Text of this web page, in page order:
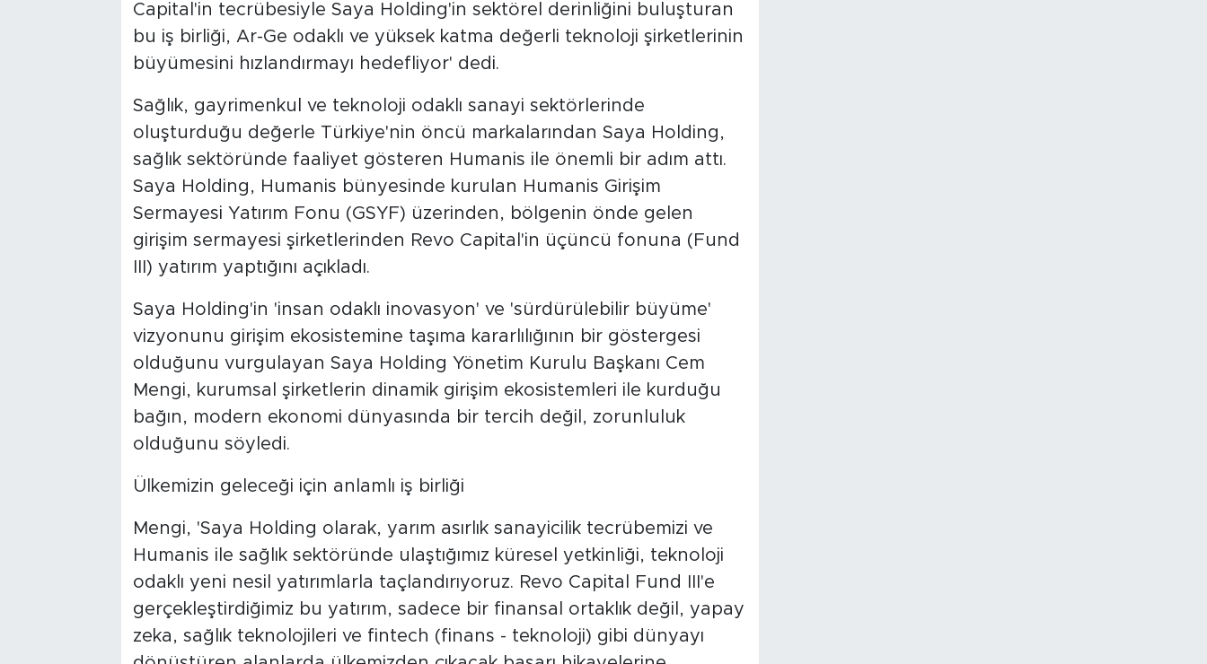
Capital'in tecrübesiyle Saya Holding'in sektörel derinliğini buluşturan
bu iş birliği, Ar-Ge odaklı ve yüksek katma değerli teknoloji şirketlerinin
büyümesini hızlandırmayı hedefliyor' dedi.
Sağlık, gayrimenkul ve teknoloji odaklı sanayi sektörlerinde
oluşturduğu değerle Türkiye'nin öncü markalarından Saya Holding,
sağlık sektöründe faaliyet gösteren Humanis ile önemli bir adım attı.
Saya Holding, Humanis bünyesinde kurulan Humanis Girişim
Sermayesi Yatırım Fonu (GSYF) üzerinden, bölgenin önde gelen
girişim sermayesi şirketlerinden Revo Capital'in üçüncü fonuna (Fund
III) yatırım yaptığını açıkladı.
Saya Holding'in 'insan odaklı inovasyon' ve 'sürdürülebilir büyüme'
vizyonunu girişim ekosistemine taşıma kararlılığının bir göstergesi
olduğunu vurgulayan Saya Holding Yönetim Kurulu Başkanı Cem
Mengi, kurumsal şirketlerin dinamik girişim ekosistemleri ile kurduğu
bağın, modern ekonomi dünyasında bir tercih değil, zorunluluk
olduğunu söyledi.
Ülkemizin geleceği için anlamlı iş birliği
Mengi, 'Saya Holding olarak, yarım asırlık sanayicilik tecrübemizi ve
Humanis ile sağlık sektöründe ulaştığımız küresel yetkinliği, teknoloji
odaklı yeni nesil yatırımlarla taçlandırıyoruz. Revo Capital Fund III'e
gerçekleştirdiğimiz bu yatırım, sadece bir finansal ortaklık değil, yapay
zeka, sağlık teknolojileri ve fintech (finans - teknoloji) gibi dünyayı